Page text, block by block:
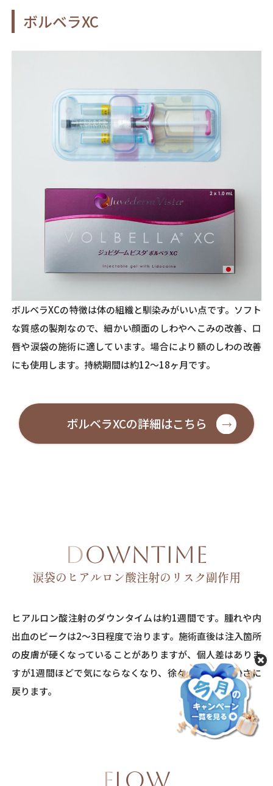
ボルベラXC
ボルベラXCの特徴は体の組織と馴染みがいい点です。ソフト
な質感の製剤なので、細かい顔面のしわやへこみの改善、口
唇や涙袋の施術に適しています。場合により額のしわの改善
にも使用します。持続期間は約12〜18ヶ月です。
ボルベラXCの詳細はこちら
DOWNTIME
涙袋のヒアルロン酸注射のリスク副作用
ヒアルロン酸注射のダウンタイムは約1週間です。腫れや内
出血のピークは2〜3日程度で治ります。施術直後は注入箇所
の皮膚が硬くなっていることがありますが、個人差はありま
すが1週間ほどで気にならなくなり、徐々に元の柔らかさに
戻ります。
FLOW